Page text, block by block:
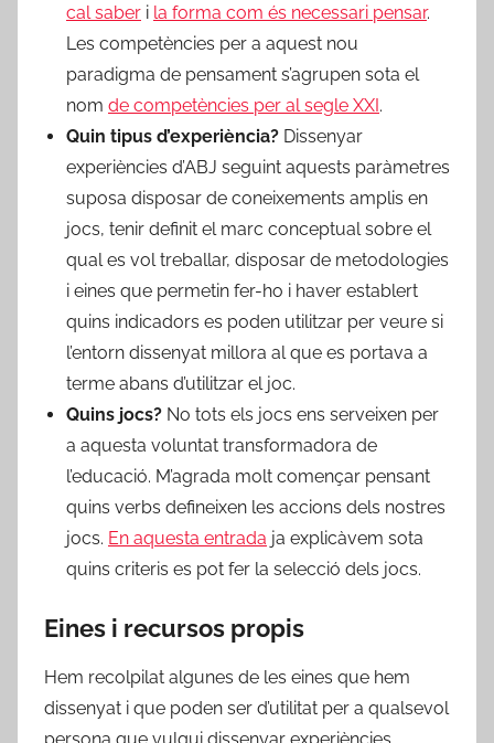
cal saber i la forma com és necessari pensar.
Les competències per a aquest nou
paradigma de pensament s’agrupen sota el
nom de competències per al segle XXI.
Quin tipus d’experiència? Dissenyar
experiències d’ABJ seguint aquests paràmetres
suposa disposar de coneixements amplis en
jocs, tenir definit el marc conceptual sobre el
qual es vol treballar, disposar de metodologies
i eines que permetin fer-ho i haver establert
quins indicadors es poden utilitzar per veure si
l’entorn dissenyat millora al que es portava a
terme abans d’utilitzar el joc.
Quins jocs? No tots els jocs ens serveixen per
a aquesta voluntat transformadora de
l’educació. M’agrada molt començar pensant
quins verbs defineixen les accions dels nostres
jocs. En aquesta entrada ja explicàvem sota
quins criteris es pot fer la selecció dels jocs.
Eines i recursos propis
Hem recolpilat algunes de les eines que hem
dissenyat i que poden ser d’utilitat per a qualsevol